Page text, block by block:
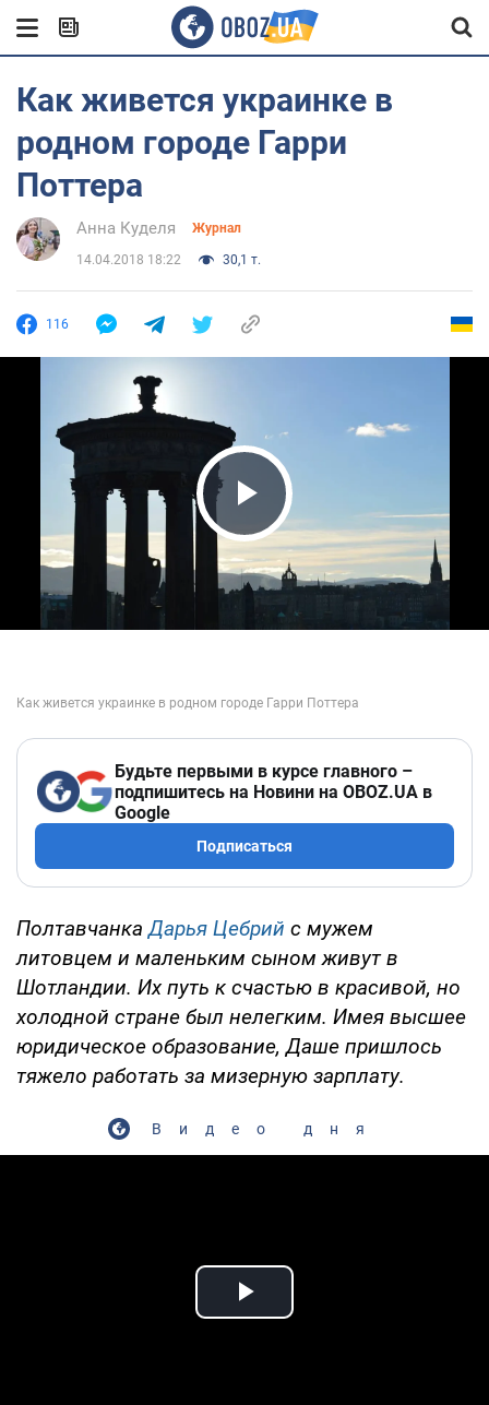
Как живется украинке в
родном городе Гарри
Поттера
Анна Куделя Журнал
14.04.2018 18:22 30,1 т.
116
Play Video
Будьте первыми в курсе главного –
подпишитесь на Новини на OBOZ.UA в
Google
Подписаться
ПолтавчанкаДарья Цебрий с мужем
литовцем и маленьким сыном живут в
Шотландии. Их путь к счастью в красивой, но
холодной стране был нелегким. Имея высшее
юридическое образование, Даше пришлось
тяжело работать за мизерную зарплату.
Видео дня
Play Video